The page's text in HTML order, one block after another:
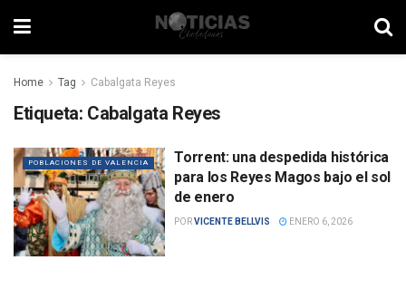
Home Tag Cabalgata Reyes
Etiqueta: Cabalgata Reyes
POBLACIONES DE VALENCIA
Torrent: una despedida histórica
para los Reyes Magos bajo el sol
de enero
PORVICENTE BELLVIS ENERO 6, 2026